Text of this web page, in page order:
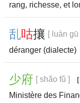
rang, richesse, et
乱咕攘 [ luàn gū
déranger (dialecte)
少府 [ shǎo fǔ ]
Ministère des